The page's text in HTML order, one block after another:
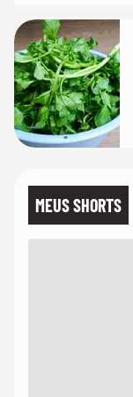
MEUS SHORTS